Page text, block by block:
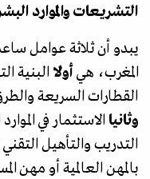
التشريعات والموارد
يبدو أن ثلاثة عوامل
المغرب، هي أولا البنية
القطارات السريعة
وثانيا الاستثمار في
التدريب والتأهيل
بالمهن العالمية أو مهن